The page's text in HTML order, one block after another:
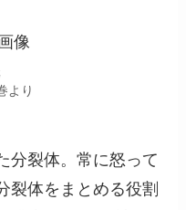
より
分裂体。常に怒って
裂体をまとめる役割